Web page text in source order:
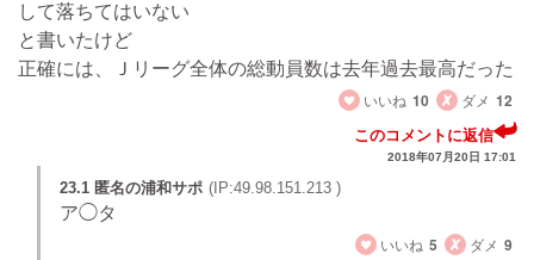
して落ちてはいない
と書いたけど
正確には、Ｊリーグ全体の総動員数は去年過去最高だった
いいね 10 ダメ 12
このコメントに返信
2018年07月20日 17:01
23.1 匿名の浦和サポ (IP:49.98.151.213 )
ア◯タ
いいね 5 ダメ 9